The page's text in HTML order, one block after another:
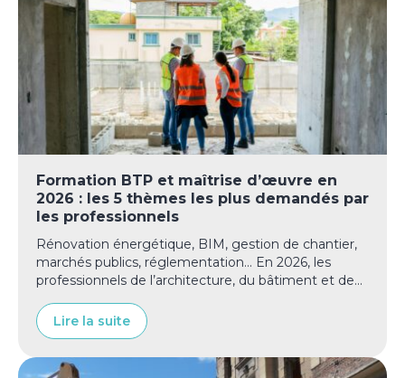
Formation BTP et maîtrise d’œuvre en
2026 : les 5 thèmes les plus demandés par
les professionnels
Rénovation énergétique, BIM, gestion de chantier,
marchés publics, réglementation… En 2026, les
professionnels de l’architecture, du bâtiment et de...
Lire la suite